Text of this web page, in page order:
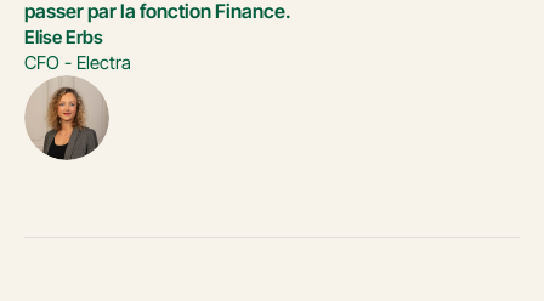
passer par la fonction Finance.
Elise Erbs
CFO - Electra